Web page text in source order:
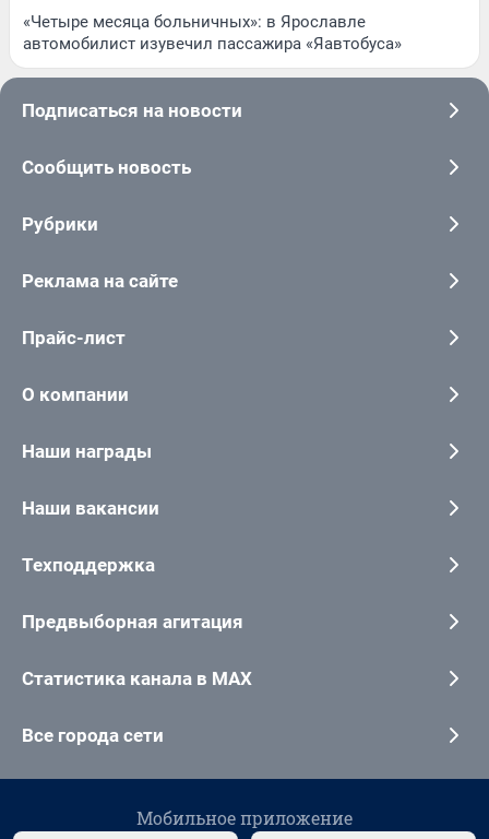
«Четыре месяца больничных»: в Ярославле
автомобилист изувечил пассажира «Яавтобуса»
Подписаться на новости
Сообщить новость
Рубрики
Реклама на сайте
Прайс-лист
О компании
Наши награды
Наши вакансии
Техподдержка
Предвыборная агитация
Статистика канала в MAX
Все города сети
Мобильное приложение